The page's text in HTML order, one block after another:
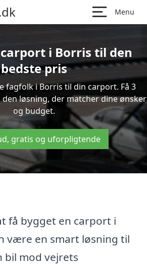
Menu
i Borris til den
bedste pris
fagfolk i Borris til din carport. Få 3
løsning, der matcher dine ønsker
og budget.
gratis og uforpligtende
få bygget en carport i
være en smart løsning til
bil mod vejrets